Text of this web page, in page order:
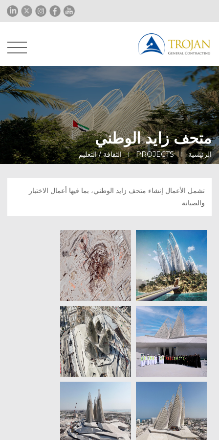
متحف زايد الوطني
الرئيسية PROJECTS الثقافة / التعليم
تشمل الأعمال إنشاء متحف زايد الوطني، بما فيها أعمال الاختبار
والصيانة